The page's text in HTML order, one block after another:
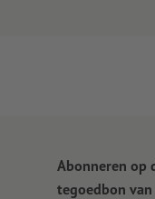
Abonneren op
tegoedbon